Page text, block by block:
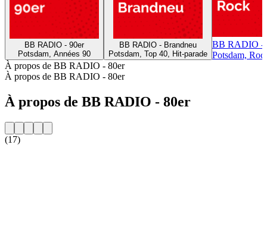
BB RADIO - 90er
Potsdam, Années 90
BB RADIO - Brandneu
Potsdam, Top 40, Hit-parade
BB RADIO -
Potsdam,
À propos de BB RADIO - 80er
À propos de BB RADIO - 80er
À propos de BB RADIO - 80er
(17)